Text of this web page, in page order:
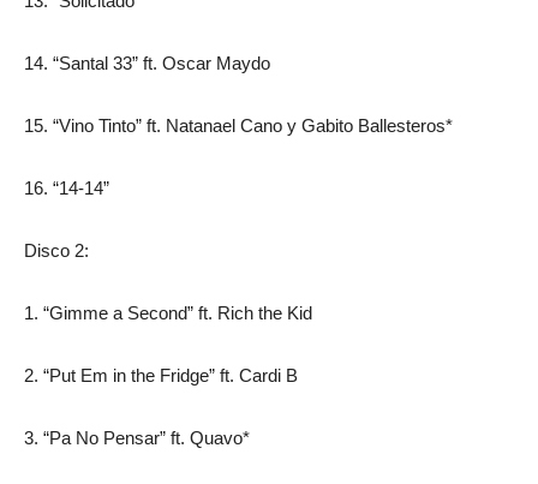
14. “Santal 33” ft. Oscar Maydo
15. “Vino Tinto” ft. Natanael Cano y Gabito Ballesteros*
16. “14-14”
Disco 2:
1. “Gimme a Second” ft. Rich the Kid
2. “Put Em in the Fridge” ft. Cardi B
3. “Pa No Pensar” ft. Quavo*